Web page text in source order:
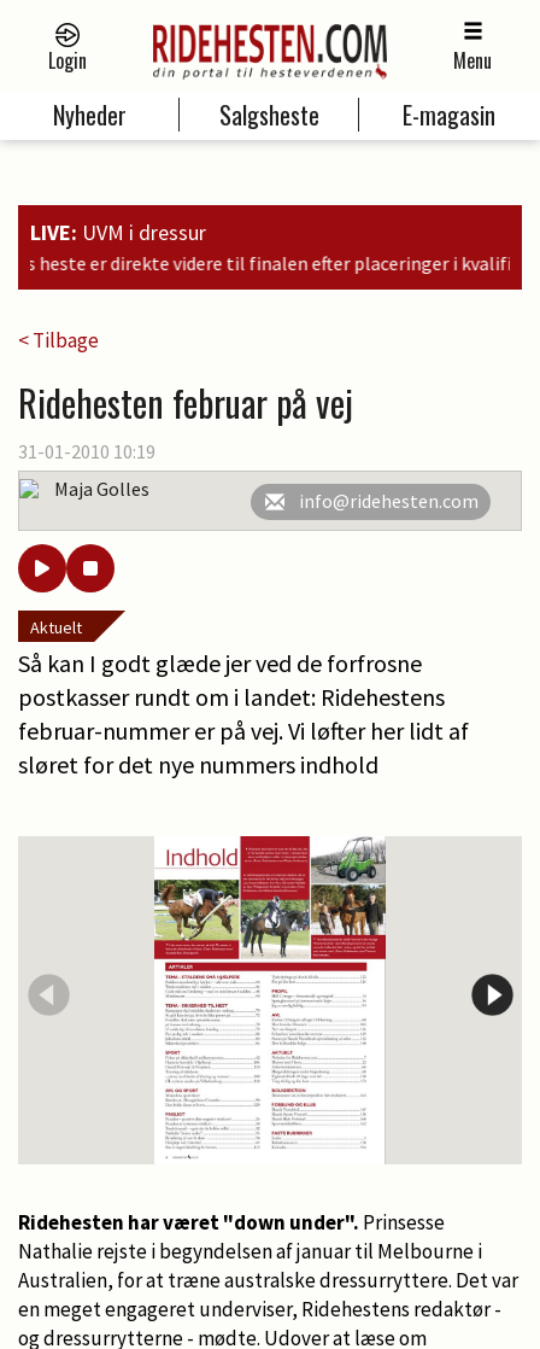
Login Menu
Nyheder Salgsheste E-magasin
LIVE: UVM i dressur
efter placeringer i kvalifikationen som nr. 6, 9 og 11
< Tilbage
Ridehesten februar på vej
31-01-2010 10:19
Maja Golles
info@ridehesten.com
Aktuelt
Så kan I godt glæde jer ved de forfrosne
postkasser rundt om i landet: Ridehestens
februar-nummer er på vej. Vi løfter her lidt af
sløret for det nye nummers indhold
Ridehesten har været "down under". Prinsesse
Nathalie rejste i begyndelsen af januar til Melbourne i
Australien, for at træne australske dressurryttere. Det var
en meget engageret underviser, Ridehestens redaktør -
og dressurrytterne - mødte. Udover at læse om